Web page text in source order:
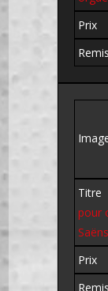
pour